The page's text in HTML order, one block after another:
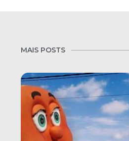
MAIS POSTS